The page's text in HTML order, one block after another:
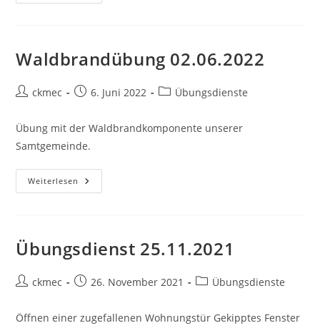
Waldbrandübung 02.06.2022
ckmec 6. Juni 2022 Übungsdienste
Übung mit der Waldbrandkomponente unserer
Samtgemeinde.
Weiterlesen
Übungsdienst 25.11.2021
ckmec 26. November 2021 Übungsdienste
Öffnen einer zugefallenen Wohnungstür Gekipptes Fenster